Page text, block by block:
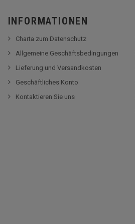
INFORMATIONEN
Charta zum Datenschutz
Allgemeine Geschäftsbedingungen
Lieferung und Versandkosten
Geschäftliches Konto
Kontaktieren Sie uns